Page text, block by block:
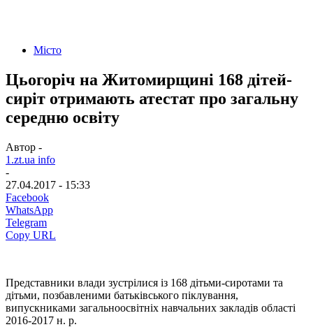
Місто
Цьогоріч на Житомирщині 168 дітей-
сиріт отримають атестат про загальну
середню освіту
Автор -
1.zt.ua info
-
27.04.2017 - 15:33
Facebook
WhatsApp
Telegram
Copy URL
Представники влади зустрілися із 168 дітьми-сиротами та
дітьми, позбавленими батьківського піклування,
випускниками загальноосвітніх навчальних закладів області
2016-2017 н. р.